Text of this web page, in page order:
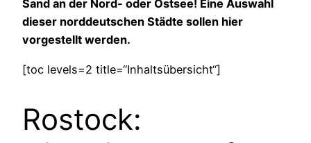
Sand an der Nord- oder Ostsee! Eine Auswahl
dieser norddeutschen Städte sollen hier
vorgestellt werden.
[toc levels=2 title=“Inhaltsübersicht“]
Rostock: